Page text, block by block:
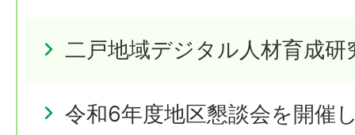
二戸地域デジタル人材育成研
令和6年度地区懇談会を開催